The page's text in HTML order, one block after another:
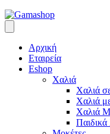
Αρχική
Εταιρεία
Eshop
Χαλιά
Χαλιά
Χαλιά
Χαλιά